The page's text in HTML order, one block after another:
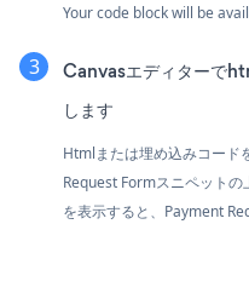
Your code block will be
Canvasエディターで
します
Htmlまたは埋め込みコード
Request Formスニペット
を表示すると、Payment